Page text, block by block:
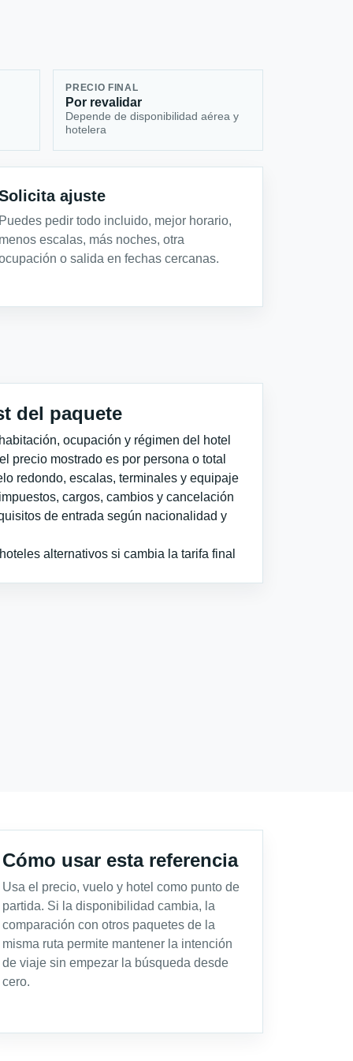
PRECIO FINAL
Por revalidar
Depende de disponibilidad aérea y
hotelera
ajuste
Puedes pedir todo incluido, mejor horario,
menos escalas, más noches, otra
o salida en fechas cercanas.
del paquete
ocupación y régimen del hotel
precio mostrado es por persona o total
redondo, escalas, terminales y equipaje
cargos, cambios y cancelación
de entrada según nacionalidad y
alternativos si cambia la tarifa final
Cómo usar esta referencia
Usa el precio, vuelo y hotel como punto de
partida. Si la disponibilidad cambia, la
comparación con otros paquetes de la
misma ruta permite mantener la intención
de viaje sin empezar la búsqueda desde
cero.